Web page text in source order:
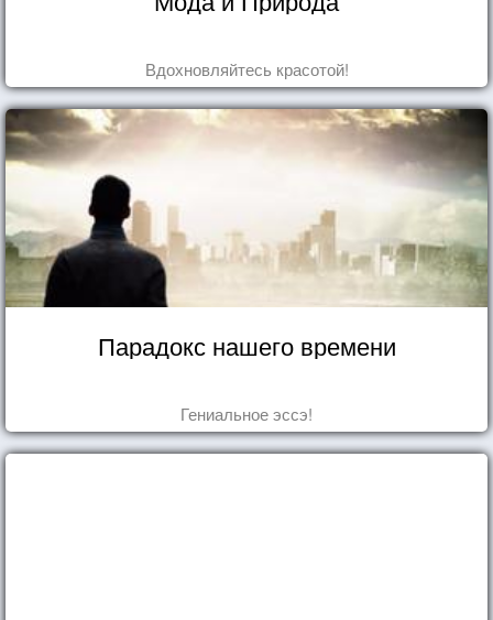
Вдохновляйтесь красотой!
Парадокс нашего времени
Гениальное эссэ!